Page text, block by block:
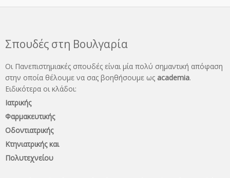
Σπουδές στη Βουλγαρία
Οι Πανεπιστημιακές σπουδές είναι μία πολύ σημαντική απόφαση
στην οποία θέλουμε να σας βοηθήσουμε ως academia.
Ειδικότερα οι κλάδοι:
Ιατρικής
Φαρμακευτικής
Οδοντιατρικής
Κτηνιατρικής και
Πολυτεχνείου